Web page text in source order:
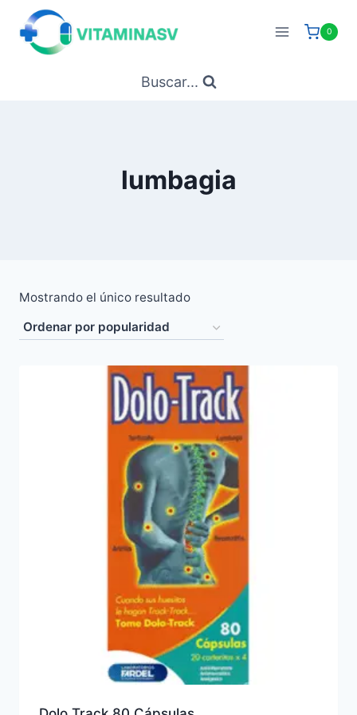
Saltar
contenido
0
Buscar...
lumbagia
Mostrando el único resultado